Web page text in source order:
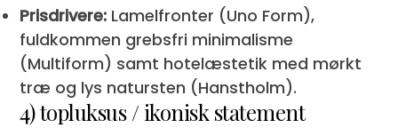
Prisdrivere: Lamelfronter (Uno Form),
fuldkommen grebsfri minimalisme
(Multiform) samt hotelæstetik med mørkt
træ og lys natursten (Hanstholm).
4) topluksus / ikonisk statement